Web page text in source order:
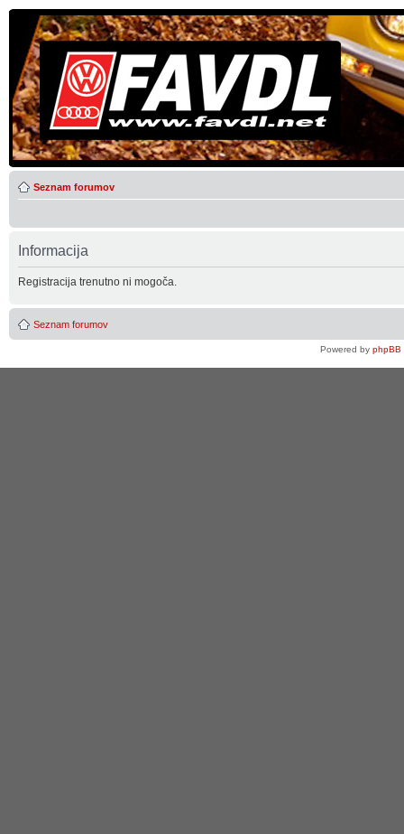
Seznam forumov
Informacija
Registracija trenutno ni mogoča.
Seznam forumov
Powered byphpBB